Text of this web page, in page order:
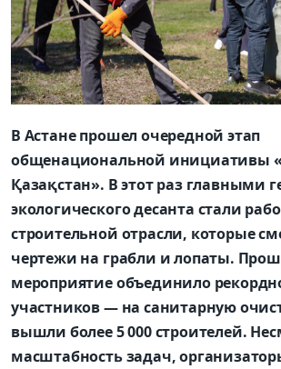
В Астане прошел очередной этап
общенациональной инициативы
Қазақстан». В этот раз главными
экологического десанта стали
строительной отрасли, которые
чертежи на грабли и лопаты.
мероприятие объединило
участников — на санитарную
вышли более 5 000 строителей.
масштабность задач,